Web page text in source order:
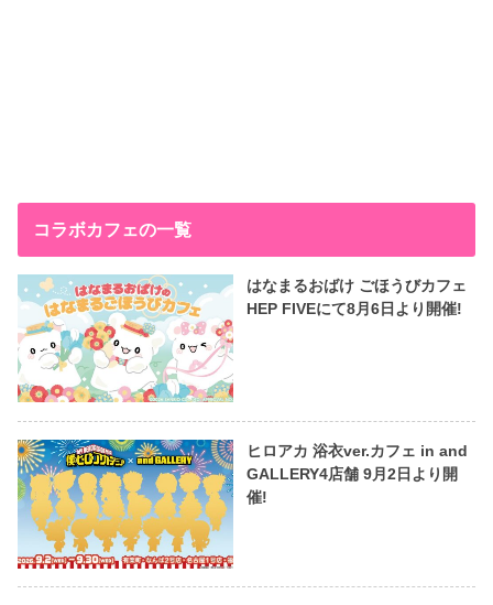
コラボカフェの一覧
はなまるおばけ ごほうびカフェ
HEP FIVEにて8月6日より開催!
ヒロアカ 浴衣ver.カフェ in and
GALLERY4店舗 9月2日より開
催!